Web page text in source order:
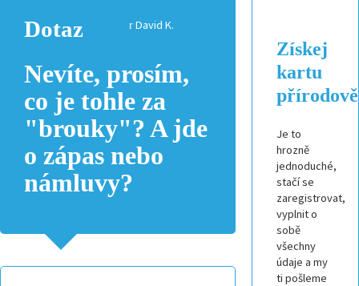
David K.
Dotaz
Nevíte, prosím,
co je tohle za
"brouky"? A jde
o zápas nebo
námluvy?
Získej
kartu
Je to
hrozně
jednoduché,
stačí se
zaregistrovat,
vyplnit o
sobě
všechny
údaje a my
ti pošleme